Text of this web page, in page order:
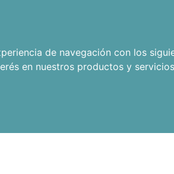
de navegación con los
en nuestros productos y